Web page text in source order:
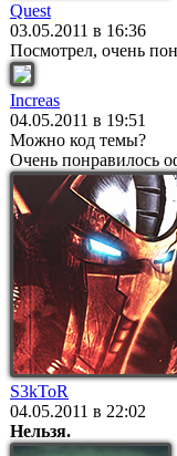
Quest
03.05.2011 в 16:36
Посмотрел, очень
Increas
04.05.2011 в 19:51
Можно код темы?
Очень понравилось
S3kToR
04.05.2011 в 22:02
Нельзя.